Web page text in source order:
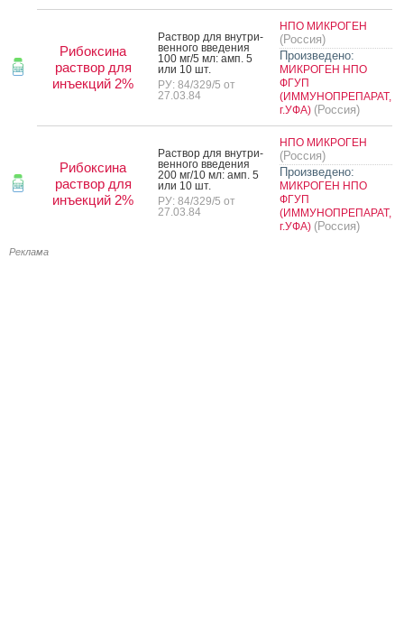
Рибоксина
раствор для
инъекций 2%
Рас­твор для внут­ри­
вен­но­го вве­дения
100 мг/5 мл: амп. 5
или 10 шт.
РУ: 84/329/5 от
27.03.84
НПО МИКРОГЕН
(Россия)
Произведено:
МИКРОГЕН НПО
ФГУП
(ИММУНОПРЕПАРАТ,
г.УФА) (Россия)
Рибоксина
раствор для
инъекций 2%
Рас­твор для внут­ри­
вен­но­го вве­дения
200 мг/10 мл: амп. 5
или 10 шт.
РУ: 84/329/5 от
27.03.84
НПО МИКРОГЕН
(Россия)
Произведено:
МИКРОГЕН НПО
ФГУП
(ИММУНОПРЕПАРАТ,
г.УФА) (Россия)
Реклама